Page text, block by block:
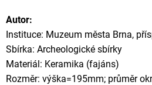
Autor:
Instituce: Muzeum města Brna,
Sbírka: Archeologické sbírky
Materiál: Keramika (fajáns)
Rozměr: výška=195mm; průměr